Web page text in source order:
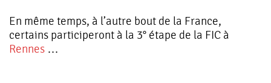
En même temps, à l’autre bout de la France,
certains participeront à la 3° étape de la FIC à
Rennes…